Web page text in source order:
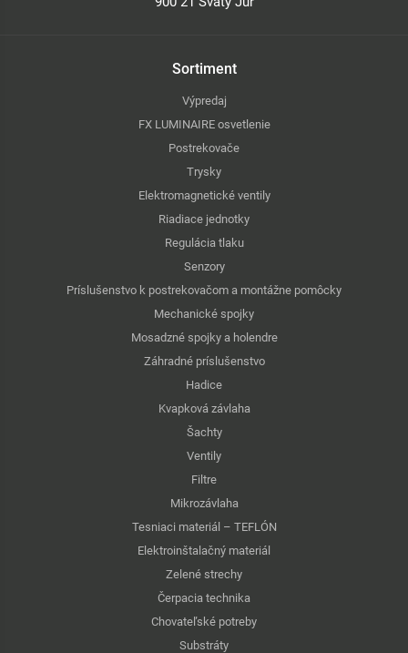
Sortiment
Výpredaj
FX LUMINAIRE osvetlenie
Postrekovače
Trysky
Elektromagnetické ventily
Riadiace jednotky
Regulácia tlaku
Senzory
Príslušenstvo k postrekovačom a montážne pomôcky
Mechanické spojky
Mosadzné spojky a holendre
Záhradné príslušenstvo
Hadice
Kvapková závlaha
Šachty
Ventily
Filtre
Mikrozávlaha
Tesniaci materiál – TEFLÓN
Elektroinštalačný materiál
Zelené strechy
Čerpacia technika
Chovateľské potreby
Substráty